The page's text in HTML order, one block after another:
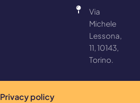
Via
Michele
Lessona,
11, 10143,
Torino.
Privacy policy